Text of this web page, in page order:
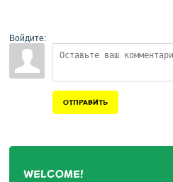
Войдите:
ОТПРАВИТЬ
WELCOME!